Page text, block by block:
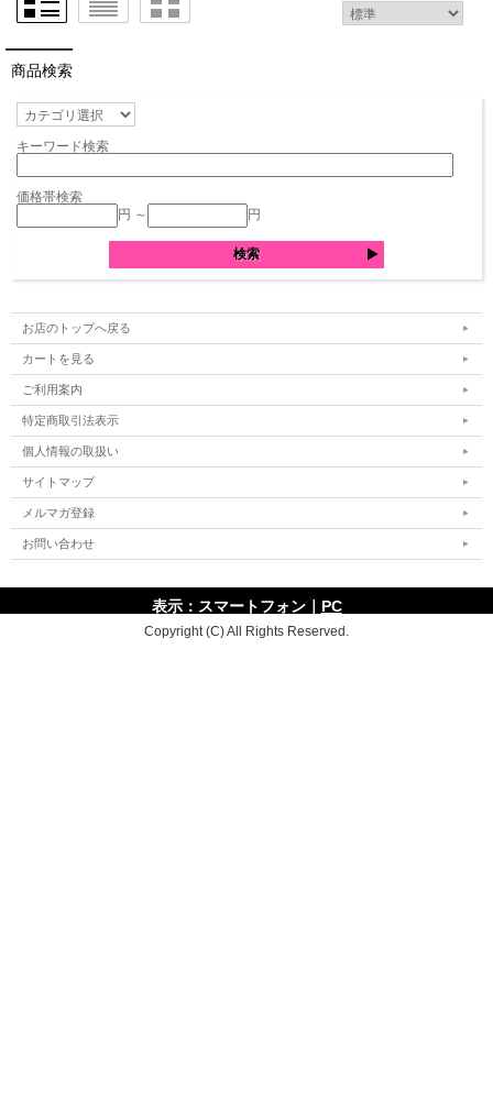
商品検索
キーワード検索
価格帯検索
円 ～
円
お店のトップへ戻る
カートを見る
ご利用案内
特定商取引法表示
個人情報の取扱い
サイトマップ
メルマガ登録
お問い合わせ
表示：スマートフォン｜ PC
Copyright (C) All Rights Reserved.